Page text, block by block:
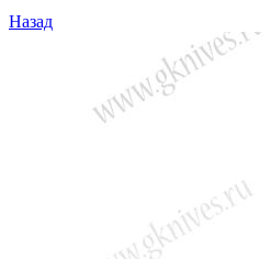
Назад